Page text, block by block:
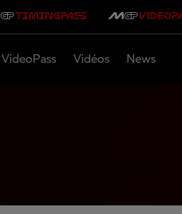
VideoPass Vidéos News